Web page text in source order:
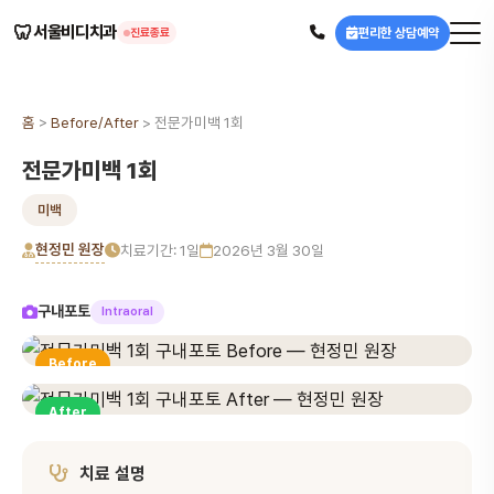
🦷서울비디치과 진료종료 편리한 상담예약
홈 > Before/After > 전문가미백 1회
전문가미백 1회
미백
현정민 원장 치료기간: 1일 2026년 3월 30일
구내포토 Intraoral
Before
After
치료 설명